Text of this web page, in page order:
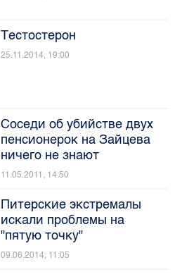
Тестостерон
25.11.2014, 19:00
Соcеди об убийстве двух
пенсионерок на Зайцева
ничего не знают
11.05.2011, 14:50
Питерские экстремалы
искали проблемы на
"пятую точку"
09.06.2014, 11:05